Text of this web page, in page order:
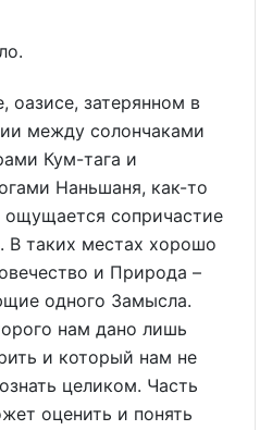
оазисе, затерянном в
между солончаками
Кум-тага и
Наньшаня, как-то
ощущается сопричастие
В таких местах хорошо
и Природа –
одного Замысла.
нам дано лишь
и который нам не
целиком. Часть
оценить и понять